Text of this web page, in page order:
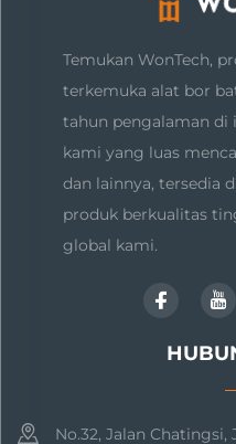
Temukan WonTech,
terkemuka alat bor
tahun pengalaman di
kami yang luas
dan lainnya, tersedia
produk berkualitas
global kami.
No.32, Jalan